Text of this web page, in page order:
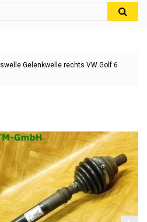
Gelenkwelle rechts VW Golf 6